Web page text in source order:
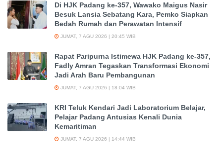
Di HJK Padang ke-357, Wawako Maigus Nasir
Besuk Lansia Sebatang Kara, Pemko Siapkan
Bedah Rumah dan Perawatan Intensif
JUMAT, 7 AGU 2026 | 20:45 WIB
Rapat Paripurna Istimewa HJK Padang ke-357,
Fadly Amran Tegaskan Transformasi Ekonomi
Jadi Arah Baru Pembangunan
JUMAT, 7 AGU 2026 | 18:04 WIB
KRI Teluk Kendari Jadi Laboratorium Belajar,
Pelajar Padang Antusias Kenali Dunia
Kemaritiman
JUMAT, 7 AGU 2026 | 14:44 WIB